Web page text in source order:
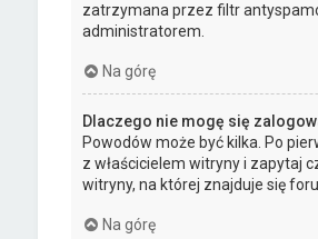
zatrzymana przez filtr
administratorem.
Na górę
Dlaczego nie mogę się
Powodów może być kilka. Po
z właścicielem witryny i zapytaj
witryny, na której znajduje się
Na górę